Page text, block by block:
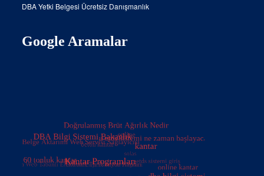
DBA Yetki Belgesi Ücretsiz Danışmanlık
Google Aramalar